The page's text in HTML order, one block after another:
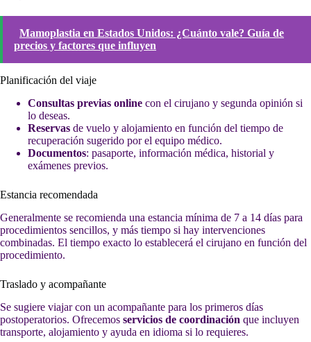
Mamoplastia en Estados Unidos: ¿Cuánto vale? Guía de
precios y factores que influyen
Planificación del viaje
Consultas previas online con el cirujano y segunda opinión si
lo deseas.
Reservas de vuelo y alojamiento en función del tiempo de
recuperación sugerido por el equipo médico.
Documentos: pasaporte, información médica, historial y
exámenes previos.
Estancia recomendada
Generalmente se recomienda una estancia mínima de 7 a 14 días para
procedimientos sencillos, y más tiempo si hay intervenciones
combinadas. El tiempo exacto lo establecerá el cirujano en función del
procedimiento.
Traslado y acompañante
Se sugiere viajar con un acompañante para los primeros días
postoperatorios. Ofrecemos servicios de coordinación que incluyen
transporte, alojamiento y ayuda en idioma si lo requieres.